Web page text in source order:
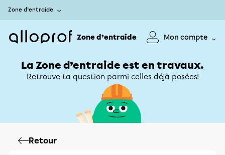
Zone d’entraide
Zone d’entraide Mon compte
La Zone d’entraide est en travaux.
Retrouve ta question parmi celles déjà posées!
Retour